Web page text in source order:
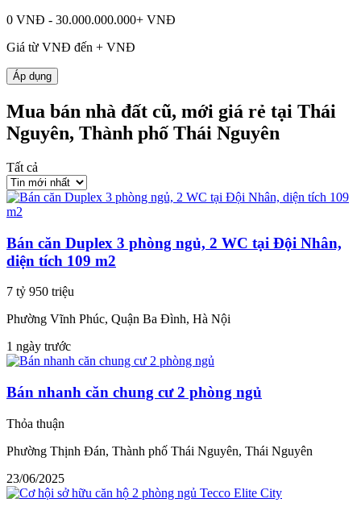
0 VNĐ - 30.000.000.000+ VNĐ
Giá từ VNĐ đến + VNĐ
Áp dụng
Mua bán nhà đất cũ, mới giá rẻ tại Thái
Nguyên, Thành phố Thái Nguyên
Tất cả
Bán căn Duplex 3 phòng ngủ, 2 WC tại Đội Nhân,
diện tích 109 m2
7 tỷ 950 triệu
Phường Vĩnh Phúc, Quận Ba Đình, Hà Nội
1 ngày trước
Bán nhanh căn chung cư 2 phòng ngủ
Thỏa thuận
Phường Thịnh Đán, Thành phố Thái Nguyên, Thái Nguyên
23/06/2025